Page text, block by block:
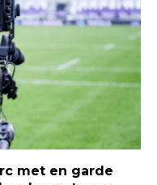
met en garde